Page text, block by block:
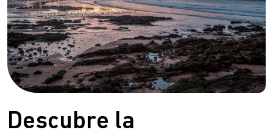
Descubre la